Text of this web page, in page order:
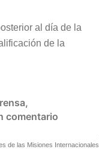
al día de la
de la
,
comentario
de las Misiones Internacionales